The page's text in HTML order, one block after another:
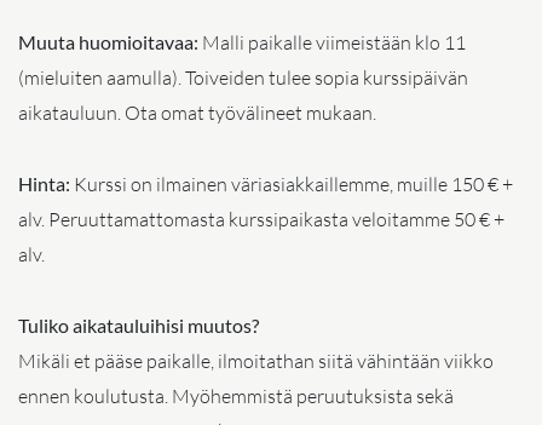
Muuta huomioitavaa: Malli paikalle viimeistään klo 11
(mieluiten aamulla). Toiveiden tulee sopia kurssipäivän
aikatauluun. Ota omat työvälineet mukaan.
Hinta: Kurssi on ilmainen väriasiakkaillemme, muille 150 € +
alv. Peruuttamattomasta kurssipaikasta veloitamme 50 € +
alv.
Tuliko aikatauluihisi muutos?
Mikäli et pääse paikalle, ilmoitathan siitä vähintään viikko
ennen koulutusta. Myöhemmistä peruutuksista sekä